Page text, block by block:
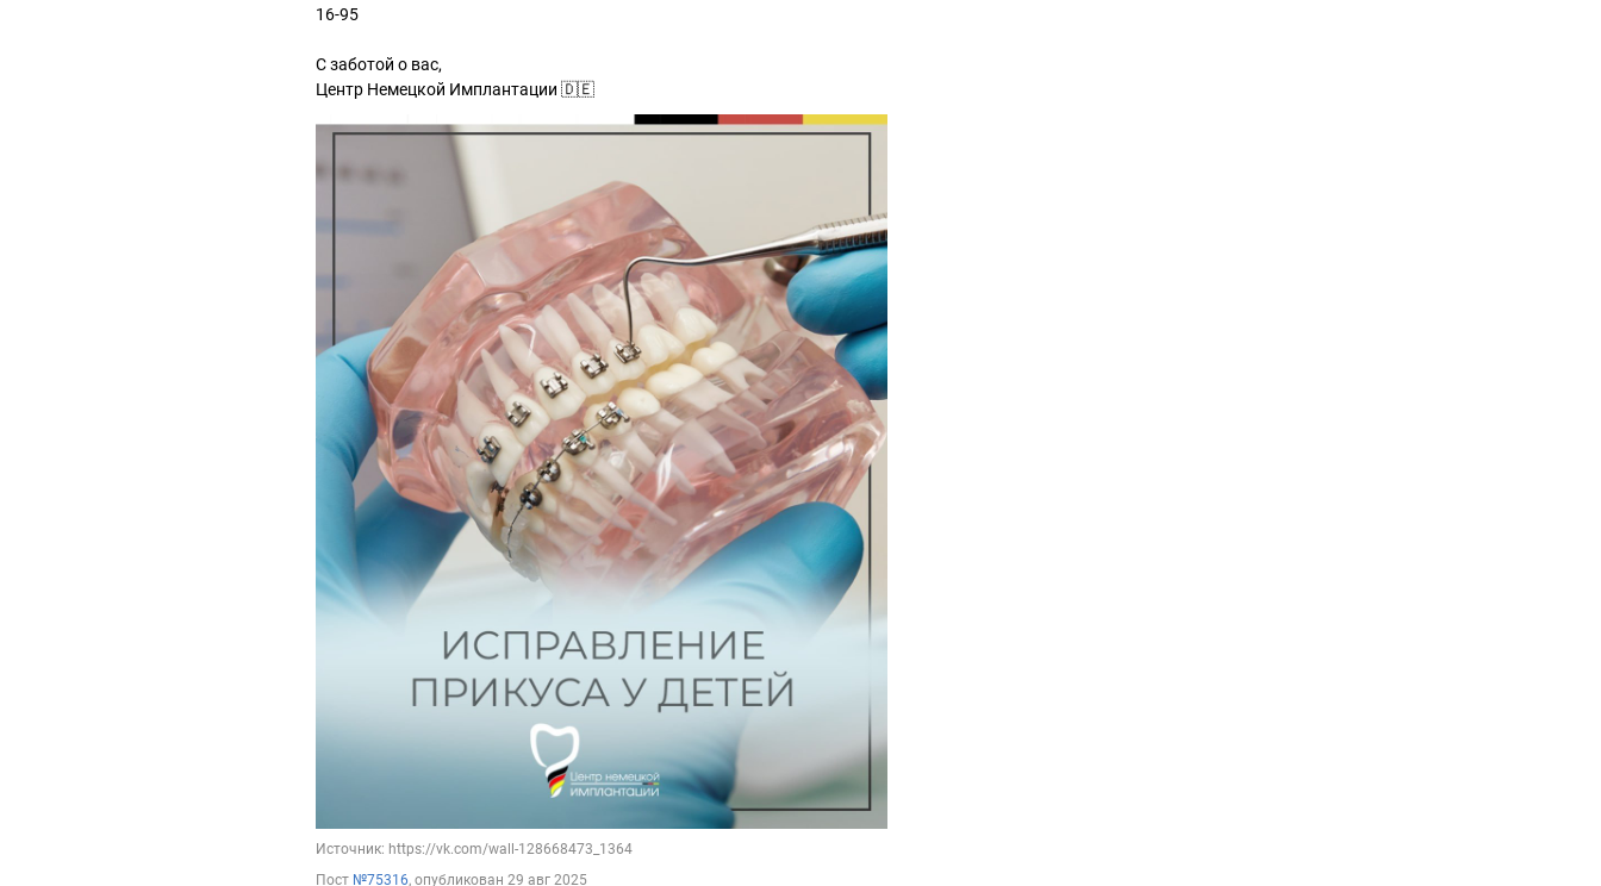
16-95
С заботой о вас,
Центр Немецкой Имплантации 🇩🇪 ⠀
Источник: https://vk.com/wall-128668473_1364
Пост №75316, опубликован 29 авг 2025